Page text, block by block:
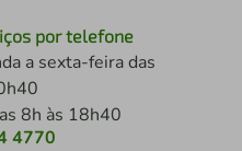
por telefone
a sexta-feira das
8h às 18h40
4770